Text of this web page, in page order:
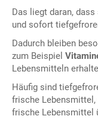
Das liegt daran,
und sofort
Dadurch bleiben
zum Beispiel
Lebensmitteln
Häufig sind
frische Lebensmittel,
frische Lebensmittel